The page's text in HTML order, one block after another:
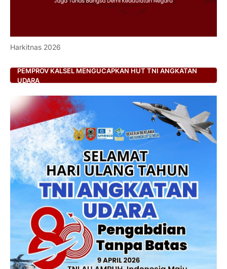
Harkitnas 2026
PEMPROV KALSEL MENGUCAPKAN HUT TNI ANGKATAN
UDARA